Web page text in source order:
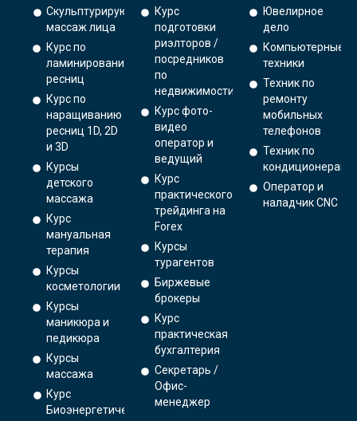
Скульптурирующий
массаж лица
Курс по
ламинированию
ресниц
Курс по
наращиванию
ресниц 1D, 2D
и 3D
Курсы
детского
массажа
Курс
мануальная
терапия
Курсы
косметологии
Курсы
маникюра и
педикюра
Курсы
массажа
Курс
Биоэнергетический
Курс
подготовки
риэлторов /
посредников
по
недвижимости
Курс фото-
видео
оператор и
ведущий
Курс
практического
трейдинга на
Forex
Курсы
турагентов
Биржевые
брокеры
Курс
практическая
бухгалтерия
Секретарь /
Офис-
менеджер
Ювелирное
дело
Компьютерные
техники
Техник по
ремонту
мобильных
телефонов
Техник по
кондиционерам
Оператор и
наладчик CNC